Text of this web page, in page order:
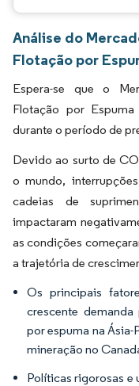
Análise do
Flotação por
Espera-se que o
Flotação por
durante o período de
Devido ao surto de
o mundo,
cadeias de
impactaram
as condições
a trajetória de
Os principais
crescente
por espuma na
mineração no
Políticas rigorosas e